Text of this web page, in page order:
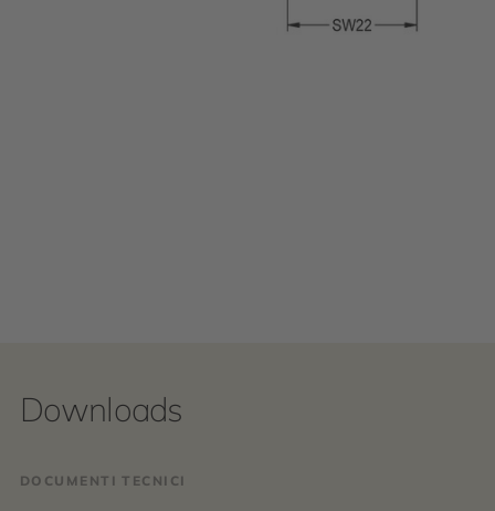
Downloads
DOCUMENTI TECNICI